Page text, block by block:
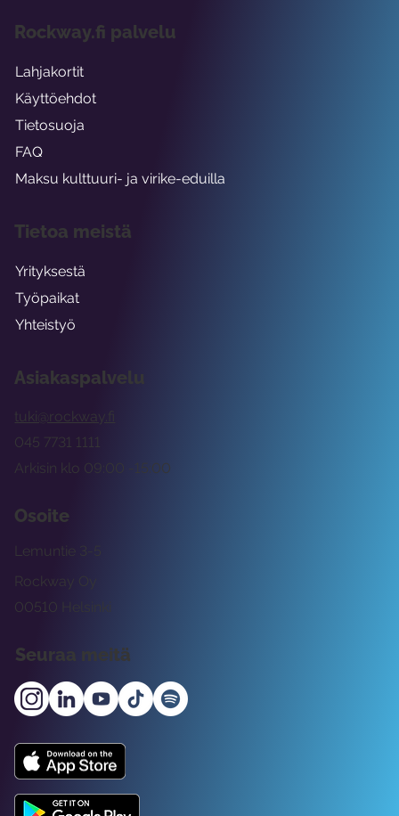
Asiakaspalvelu
tuki@rockway.fi
Arkisin klo 09:00 -15:00
045 7731 1111
Osoite
Rockway Oy
Lemuntie 3-5
00510 Helsinki
Seuraa meitä
Rockway.fi palvelu
Lahjakortit
Käyttöehdot
Tietosuoja
FAQ
Maksu kulttuuri- ja virike-eduilla
Tietoa meistä
Yrityksestä
Työpaikat
Yhteistyö